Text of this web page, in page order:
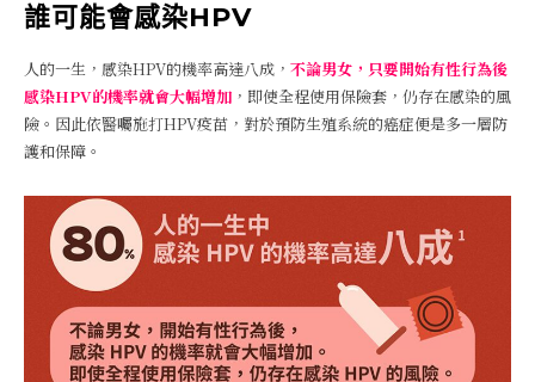
誰可能會感染HPV
人的一生，感染HPV的機率高達八成， 不論男女，只要開始有性行為後
感染HPV的機率就會大幅增加 ，即使全程使用保險套，仍存在感染的風
險。因此依醫囑施打HPV疫苗，對於預防生殖系統的癌症便是多一層防
護和保障。